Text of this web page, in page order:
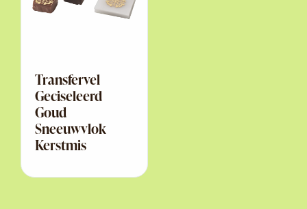
Transfervel
Geciseleerd
Goud
Sneeuwvlok
Kerstmis